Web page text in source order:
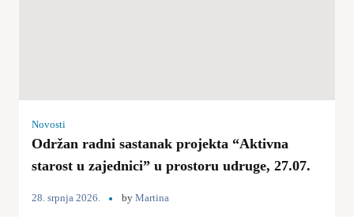
Novosti
Održan radni sastanak projekta “Aktivna
starost u zajednici” u prostoru udruge, 27.07.
28. srpnja 2026. by Martina